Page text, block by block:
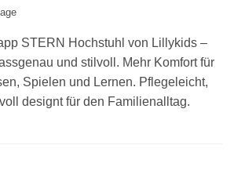
STERN Hochstuhl von Lillykids –
und stilvoll. Mehr Komfort für
Spielen und Lernen. Pflegeleicht,
designt für den Familienalltag.